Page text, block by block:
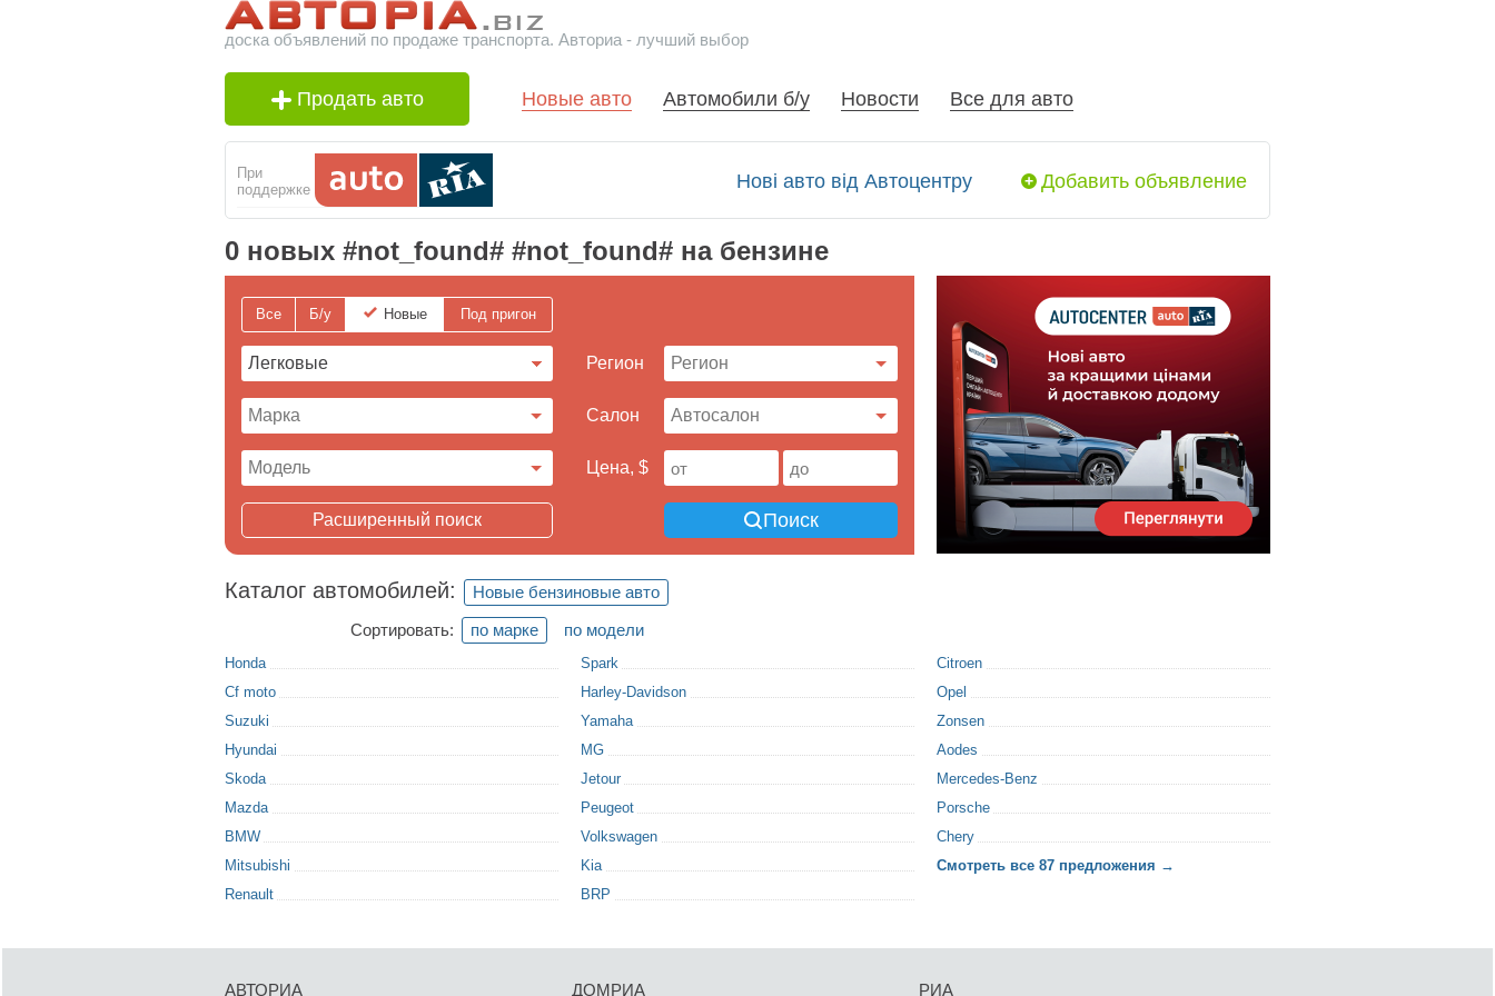
доска объявлений по продаже транспорта. Авториа - лучший выбор
Продать авто Новые авто Автомобили б/у Новости Все для авто
При
поддержке
Нові авто від Автоцентру Добавить объявление
0 новых #not_found# #not_found# на бензине
Все Б/у Новые Под пригон
Регион
Cалон
Цена, $
Расширенный поиск Поиск
Каталог автомобилей:
Новые бензиновые авто
Сортировать:
по марке по модели
Honda
Cf moto
Suzuki
Hyundai
Skoda
Mazda
BMW
Mitsubishi
Renault
Spark
Harley-Davidson
Yamaha
MG
Jetour
Peugeot
Volkswagen
Kia
BRP
Citroen
Opel
Zonsen
Aodes
Mercedes-Benz
Porsche
Chery
Смотреть все 87 предложения →
АВТОРИА ДОМРИА РИА